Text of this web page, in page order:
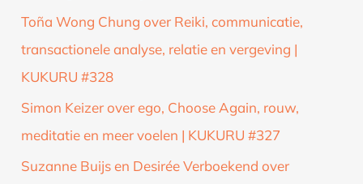
Toña Wong Chung over Reiki, communicatie,
transactionele analyse, relatie en vergeving |
KUKURU #328
Simon Keizer over ego, Choose Again, rouw,
meditatie en meer voelen | KUKURU #327
Suzanne Buijs en Desirée Verboekend over